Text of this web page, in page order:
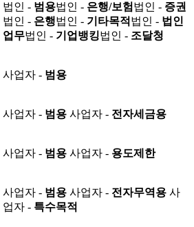
법인 - 범용법인 - 은행/보험 법인 - 증권
법인 - 은행법인 - 기타목적 법인 - 법인
업무법인 - 기업뱅킹법인 - 조달청
사업자 - 범용
사업자 - 범용 사업자 - 전자세금용
사업자 - 범용 사업자 - 용도제한
사업자 - 범용 사업자 - 전자무역용 사
업자 - 특수목적